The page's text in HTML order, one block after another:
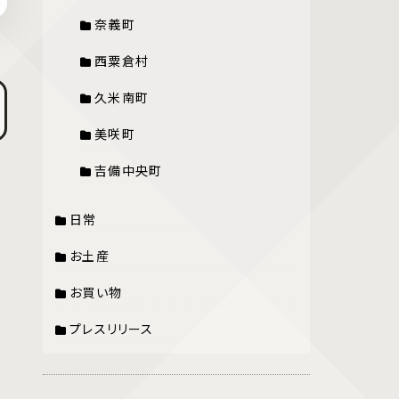
奈義町
西粟倉村
久米南町
美咲町
吉備中央町
日常
お土産
お買い物
プレスリリース